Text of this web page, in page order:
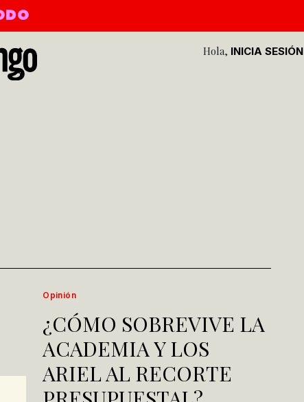
Hola, INICIA SESIÓN
Opinión
¿CÓMO SOBREVIVE LA
ACADEMIA Y LOS
ARIEL AL RECORTE